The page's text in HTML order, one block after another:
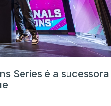
Series é a sucessora